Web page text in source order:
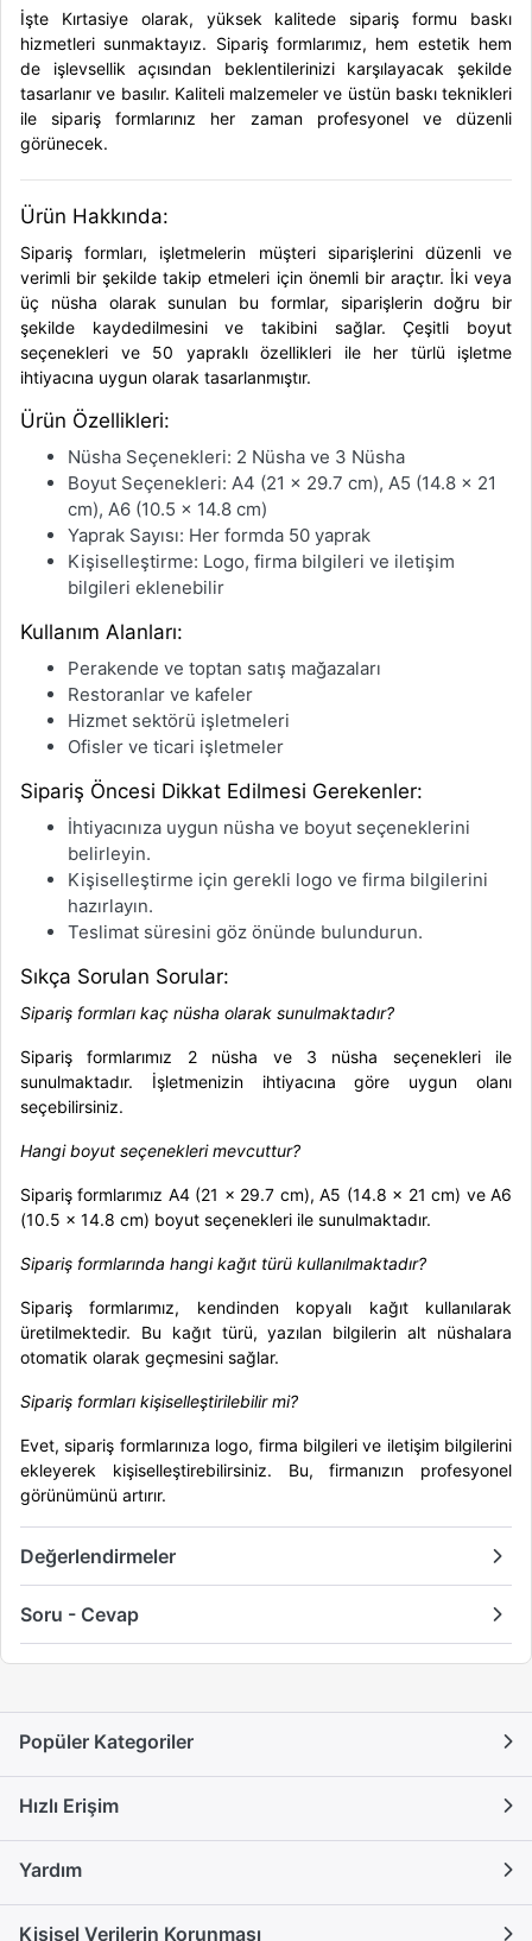
İşte Kırtasiye olarak, yüksek kalitede sipariş formu baskı
hizmetleri sunmaktayız. Sipariş formlarımız, hem estetik hem
de işlevsellik açısından beklentilerinizi karşılayacak şekilde
tasarlanır ve basılır. Kaliteli malzemeler ve üstün baskı teknikleri
ile sipariş formlarınız her zaman profesyonel ve düzenli
görünecek.
Ürün Hakkında:
Sipariş formları, işletmelerin müşteri siparişlerini düzenli ve
verimli bir şekilde takip etmeleri için önemli bir araçtır. İki veya
üç nüsha olarak sunulan bu formlar, siparişlerin doğru bir
şekilde kaydedilmesini ve takibini sağlar. Çeşitli boyut
seçenekleri ve 50 yapraklı özellikleri ile her türlü işletme
ihtiyacına uygun olarak tasarlanmıştır.
Ürün Özellikleri:
Nüsha Seçenekleri: 2 Nüsha ve 3 Nüsha
Boyut Seçenekleri: A4 (21 x 29.7 cm), A5 (14.8 x 21
cm), A6 (10.5 x 14.8 cm)
Yaprak Sayısı: Her formda 50 yaprak
Kişiselleştirme: Logo, firma bilgileri ve iletişim
bilgileri eklenebilir
Kullanım Alanları:
Perakende ve toptan satış mağazaları
Restoranlar ve kafeler
Hizmet sektörü işletmeleri
Ofisler ve ticari işletmeler
Sipariş Öncesi Dikkat Edilmesi Gerekenler:
İhtiyacınıza uygun nüsha ve boyut seçeneklerini
belirleyin.
Kişiselleştirme için gerekli logo ve firma bilgilerini
hazırlayın.
Teslimat süresini göz önünde bulundurun.
Sıkça Sorulan Sorular:
Sipariş formları kaç nüsha olarak sunulmaktadır?
Sipariş formlarımız 2 nüsha ve 3 nüsha seçenekleri ile
sunulmaktadır. İşletmenizin ihtiyacına göre uygun olanı
seçebilirsiniz.
Hangi boyut seçenekleri mevcuttur?
Sipariş formlarımız A4 (21 x 29.7 cm), A5 (14.8 x 21 cm) ve A6
(10.5 x 14.8 cm) boyut seçenekleri ile sunulmaktadır.
Sipariş formlarında hangi kağıt türü kullanılmaktadır?
Sipariş formlarımız, kendinden kopyalı kağıt kullanılarak
üretilmektedir. Bu kağıt türü, yazılan bilgilerin alt nüshalara
otomatik olarak geçmesini sağlar.
Sipariş formları kişiselleştirilebilir mi?
Evet, sipariş formlarınıza logo, firma bilgileri ve iletişim bilgilerini
ekleyerek kişiselleştirebilirsiniz. Bu, firmanızın profesyonel
görünümünü artırır.
Değerlendirmeler
Soru - Cevap
Popüler Kategoriler
Hızlı Erişim
Yardım
Kişisel Verilerin Korunması